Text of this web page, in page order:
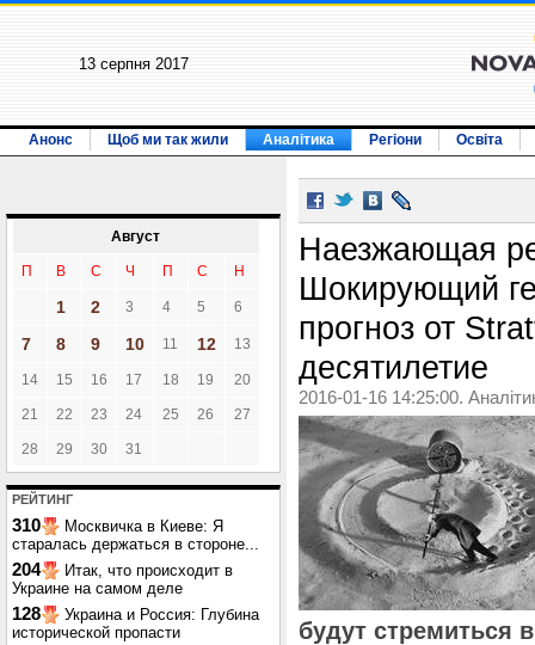
13 серпня 2017
Анонс Щоб ми так жили Аналітика Регіони Освіта
Август
П В С Ч П С Н
1 2 3 4 5 6
7 8 9 10 11 12 13
14 15 16 17 18 19 20
21 22 23 24 25 26 27
28 29 30 31
РЕЙТИНГ
310
Москвичка в Киеве: Я
старалась держаться в стороне...
204
Итак, что происходит в
Украине на самом деле
128
Украина и Россия: Глубина
исторической пропасти
Наезжающая
Шокирующий
прогноз от
десятилетие
2016-01-16 14:25:00.
будут стремиться